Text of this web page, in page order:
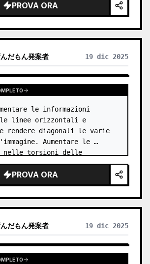
PROVA ORA
だもん発案者 19 dic 2025
le informazioni
le linee orizzontali e
rendere diagonali le varie
Aumentare le
nelle torsioni delle
nella composizione, nelle
della
ecc. …
PROVA ORA
だもん発案者 19 dic 2025